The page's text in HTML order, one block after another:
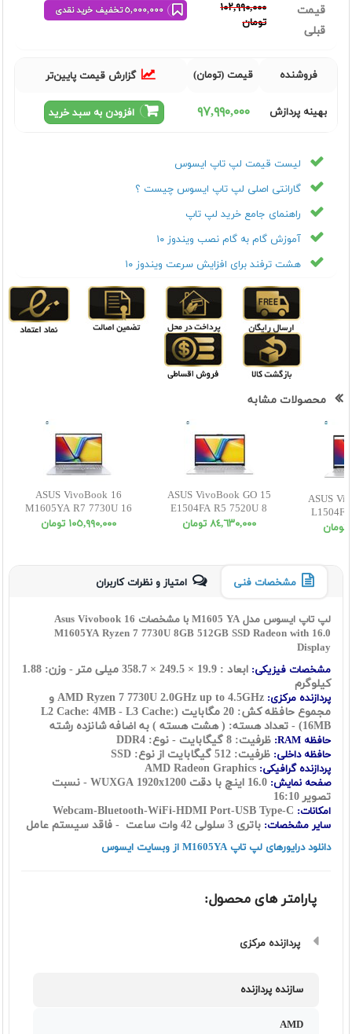
قیمت
قبلی
١٠٢,٩٩٠,٠٠٠
تومان
فروشنده قیمت (تومان) گزارش قیمت پایین‌تر
بهینه پردازش ٩٧,٩٩٠,٠٠٠ افزودن به سبد خرید
لیست قیمت لپ تاپ ایسوس
گارانتی اصلی لپ تاپ ایسوس چیست ؟
راهنمای جامع خرید لپ تاپ
آموزش گام به گام نصب ویندوز ۱۰
هشت ترفند برای افزایش سرعت ویندوز ۱۰
محصولات مشابه
ASUS VivoBook 16
M1605YA R7 7730U 16
512SSD Radeon WUXGA
١٠٥,٩٩٠,٠٠٠ تومان
ASUS VivoBook GO 15
E1504FA R5 7520U 8
512SSD Radeon FHD
٨٤,٦٣٠,٠٠٠ تومان
ASUS
مشخصات فنی امتیاز و نظرات کاربران
لپ تاپ ایسوس مدل M1605 YA با مشخصات Asus Vivobook 16
M1605YA Ryzen 7 7730U 8GB 512GB SSD Radeon with 16.0
Display
مشخصات فیزیکی:
ابعاد : 19.9 × 249.5 × 358.7 میلی متر - وزن: 1.88
کیلوگرم
پردازنده مرکزی: AMD Ryzen 7 7730U 2.0GHz up to 4.5GHz و
مجموع حافظه کش: 20 مگابایت (L2 Cache: 4MB - L3 Cache:
16MB) - تعداد هسته: ( هشت هسته ) به اضافه شانزده رشته
حافظه RAM: ظرفیت: 8 گیگابایت - نوع: DDR4
حافظه داخلی: ظرفیت: 512 گیگابایت از نوع: SSD
پردازنده گرافیکی:
صفحه نمایش:
16.0 اینچ با دقت WUXGA 1920x1200 - نسبت
تصویر 16:10
امکانات:
سایر مشخصات: باتری 3 سلولی 42 وات ساعت - فاقد سیستم عامل
دانلود درایورهای لپ تاپ M1605YA از وبسایت ایسوس
پارامتر های محصول:
پردازنده مرکزی
سازنده پردازنده
AMD